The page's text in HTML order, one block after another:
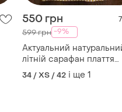
550 грн 7
599 грн -9%
Актуальний
літній сарафан плаття
довжина міді в смужку
34 / XS / 42 і ще 1